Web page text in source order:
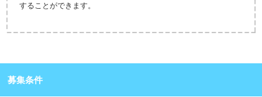
することができます。
募集条件